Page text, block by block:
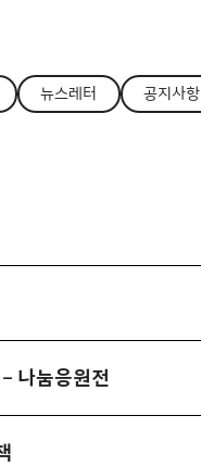
뉴스레터 공지사항
나눔응원전